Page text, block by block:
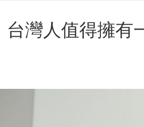
台灣人值得擁有